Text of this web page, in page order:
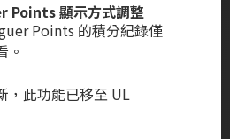
顯示方式調整
Points 的積分紀錄僅
。
，此功能已移至 UL